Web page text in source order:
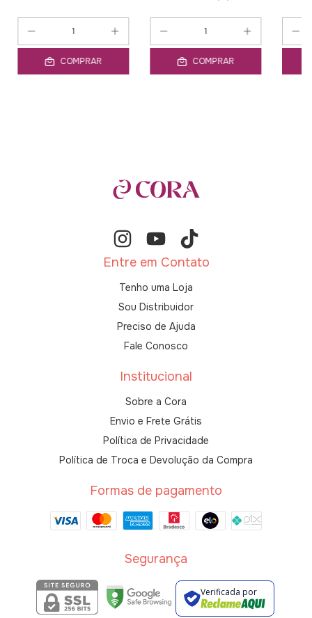
COMPRAR COMPRAR
Entre em Contato
Tenho uma Loja
Sou Distribuidor
Preciso de Ajuda
Fale Conosco
Institucional
Sobre a Cora
Envio e Frete Grátis
Política de Privacidade
Política de Troca e Devolução da Compra
Formas de pagamento
Segurança
Verificada por